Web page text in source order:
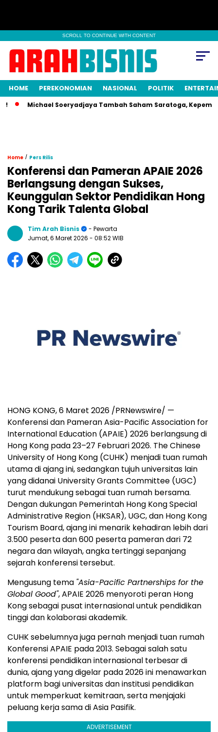
SCROLL TO CONTINUE WITH CONTENT
HOME PEREKONOMIAN NASIONAL POLITIK
Michael Soeryadjaya Tambah Saham Saratoga,
Home / Pers Rilis
Konferensi dan Pameran APAIE 2026
Berlangsung dengan Sukses,
Keunggulan Sektor Pendidikan Hong
Kong Tarik Talenta Global
Tim Arah Bisnis
- Pewarta
Jumat, 6 Maret 2026 - 08:52 WIB
HONG KONG,6 Maret 2026 /PRNewswire/ —
Konferensi dan Pameran Asia-Pacific Association for
International Education (APAIE) 2026 berlangsung di
Hong Kong pada 23–27 Februari 2026. The Chinese
University of Hong Kong (CUHK) menjadi tuan rumah
utama di ajang ini, sedangkan tujuh universitas lain
yang didanai University Grants Committee (UGC)
turut mendukung sebagai tuan rumah bersama.
Dengan dukungan Pemerintah Hong Kong Special
Administrative Region (HKSAR), UGC, dan Hong Kong
Tourism Board, ajang ini menarik kehadiran lebih dari
3.500 peserta dan 600 peserta pameran dari 72
negara dan wilayah, angka tertinggi sepanjang
sejarah konferensi tersebut.
Mengusung tema "Asia-Pacific Partnerships for the
Global Good", APAIE 2026 menyoroti peran Hong
Kong sebagai pusat internasional untuk pendidikan
tinggi dan kolaborasi akademik.
CUHK sebelumnya juga pernah menjadi tuan rumah
Konferensi APAIE pada 2013. Sebagai salah satu
konferensi pendidikan internasional terbesar di
dunia, ajang yang digelar pada 2026 ini menawarkan
platform bagi universitas dan institusi pendidikan
untuk memperkuat kemitraan, serta menjajaki
peluang kerja sama di Asia Pasifik.
ADVERTISEMENT